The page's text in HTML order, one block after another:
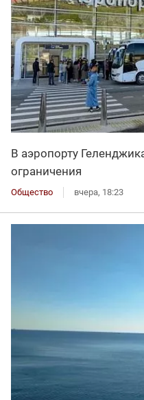
В аэропорту
ограничения
Общество вчера, 18:23